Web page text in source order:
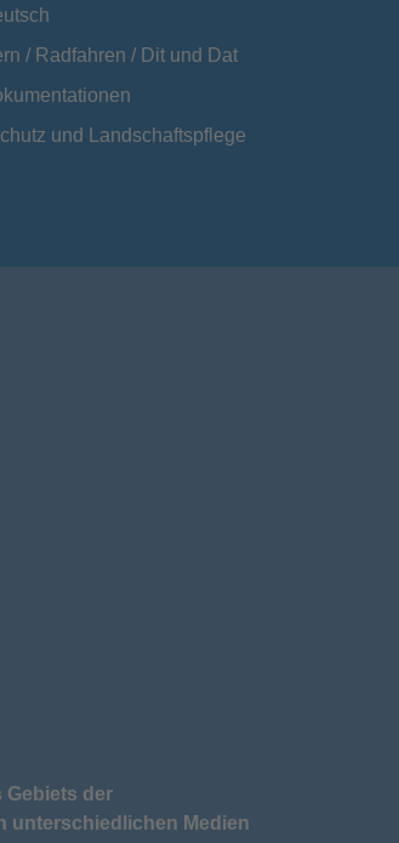
/ Radfahren / Dit und Dat
und Landschaftspflege
Gebiets der
unterschiedlichen Medien